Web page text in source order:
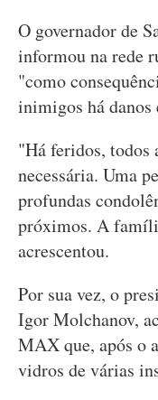
O governador de
informou na rede
"como
inimigos há
"Há feridos, todos
necessária. Uma
profundas
próximos. A
acrescentou.
Por sua vez, o
Igor Molchanov,
MAX que, após o
vidros de várias